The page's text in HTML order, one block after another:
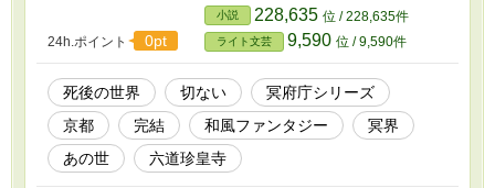
タにない。 前代未聞の存在として騒動の中心と
なった神崎イサナ。 直々に閻魔に呼び出された
彼は、現世と冥府を行き来できる可能性に賭け
て「調査課」への配属を希望する。 だが、そん
な彼を待っていたのは、生者にも死者にも厳し
い過酷な研修だった。 冷酷なルール至上主義者
の先輩・黒野アイリ 掴みどころのない上司・初
江課長 素行に問題ありな門番・春日押人 ……他
にも個性派だらけの冥府庁で、神崎は“なぜここ
24h.ポイント 0pt
小説 228,635 位 / 228,635件
ライト文芸 9,590 位 / 9,590件
死後の世界 切ない
冥府庁シリーズ
京都
完結 和風ファンタジー
冥界
あの世
六道珍皇寺